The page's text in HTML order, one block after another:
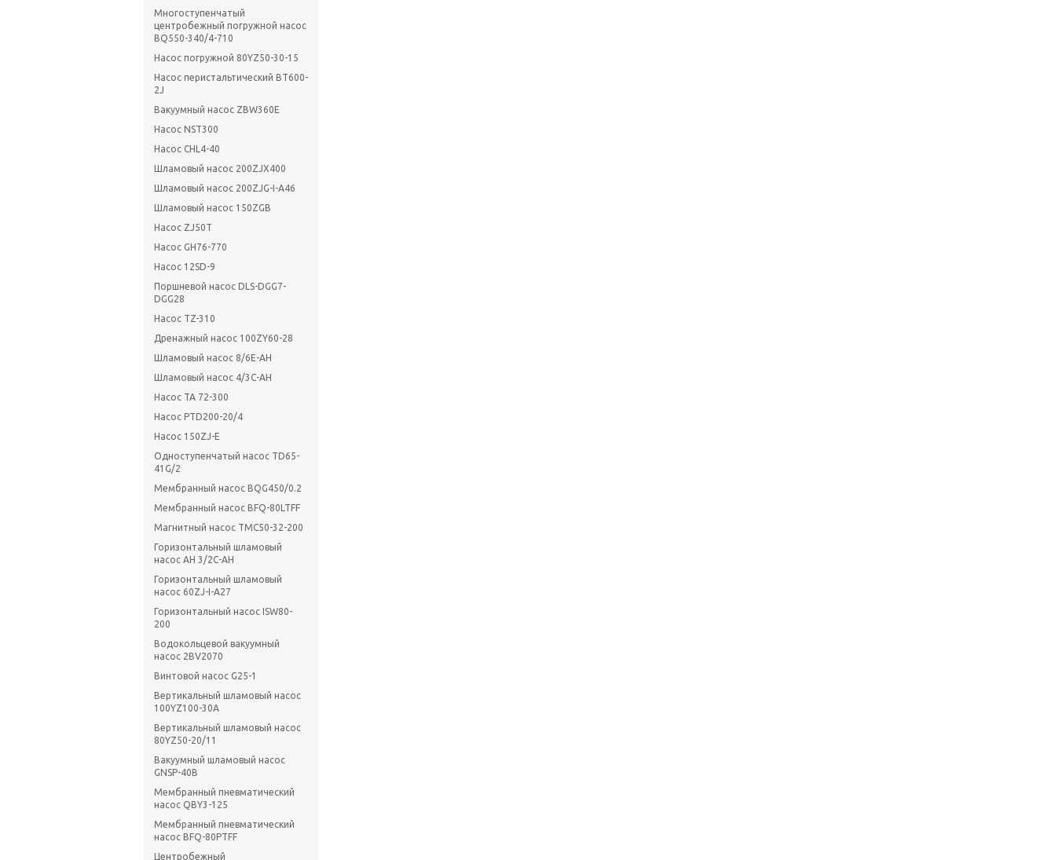
Многоступенчатый
центробежный погружной насос
BQ550-340/4-710
Насос погружной 80YZ50-30-15
Насос перистальтический BT600-
2J
Вакуумный насос ZBW360E
Насос NST300
Насос CHL4-40
Шламовый насос 200ZJX400
Шламовый насос 200ZJG-I-A46
Шламовый насос 150ZGB
Насос ZJ50T
Насос GH76-770
Насос 12SD-9
Поршневой насос DLS-DGG7-
DGG28
Насос TZ-310
Дренажный насос 100ZY60-28
Шламовый насос 8/6E-AH
Шламовый насос 4/3С-AH
Насос TA 72-300
Насос PTD200-20/4
Насос 150ZJ-E
Одноступенчатый насос TD65-
41G/2
Мембранный насос BQG450/0.2
Мембранный насос BFQ-80LTFF
Магнитный насос TMC50-32-200
Горизонтальный шламовый
насос AH 3/2C-AH
Горизонтальный шламовый
насос 60ZJ-I-A27
Горизонтальный насос ISW80-
200
Водокольцевой вакуумный
насос 2BV2070
Винтовой насос G25-1
Вертикальный шламовый насос
100YZ100-30A
Вертикальный шламовый насос
80YZ50-20/11
Вакуумный шламовый насос
GNSP-40B
Мембранный пневматический
насос QBY3-125
Мембранный пневматический
насос BFQ-80PTFF
Центробежный